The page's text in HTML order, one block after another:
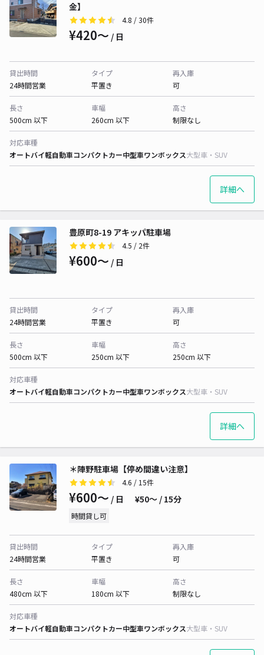
金】
4.8 / 30件
¥420〜 / 日
貸出時間
24時間営業
タイプ
平置き
再入庫
可
長さ
500cm 以下
車幅
260cm 以下
高さ
制限なし
対応車種
オートバイ軽自動車コンパクトカー中型車ワンボックス大型車・SUV
詳細へ
豊原町8-19 アキッパ駐車場
4.5 / 2件
¥600〜 / 日
貸出時間
24時間営業
タイプ
平置き
再入庫
可
長さ
500cm 以下
車幅
250cm 以下
高さ
250cm 以下
対応車種
オートバイ軽自動車コンパクトカー中型車ワンボックス大型車・SUV
詳細へ
＊陣野駐車場【停め間違い注意】
4.6 / 15件
¥600〜 / 日 ¥50〜 / 15分
時間貸し可
貸出時間
24時間営業
タイプ
平置き
再入庫
可
長さ
480cm 以下
車幅
180cm 以下
高さ
制限なし
対応車種
オートバイ軽自動車コンパクトカー中型車ワンボックス大型車・SUV